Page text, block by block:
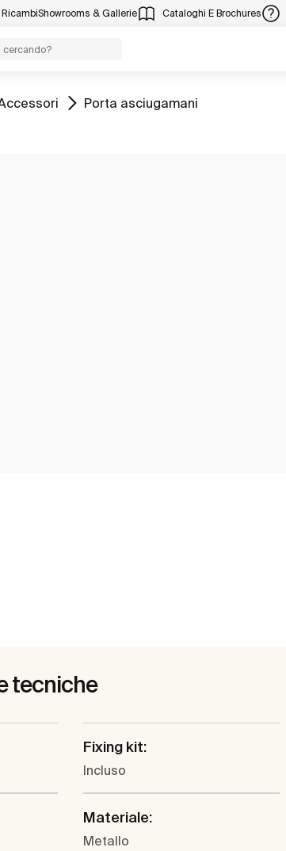
RicambiShowrooms & Gallerie Cataloghi E Brochures
a Vai a
Porta asciugamani
tecniche
Fixing kit:
Incluso
Materiale:
Metallo